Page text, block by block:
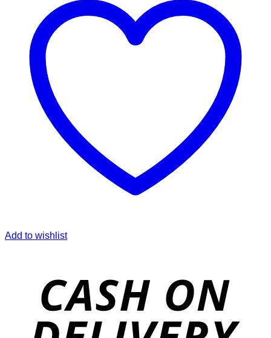
Add to wishlist